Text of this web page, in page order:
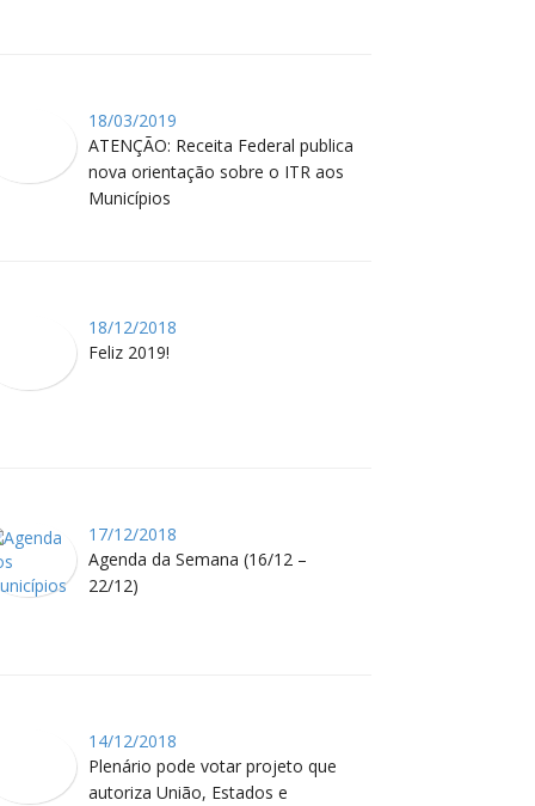
18/03/2019
ATENÇÃO: Receita Federal publica
nova orientação sobre o ITR aos
Municípios
18/12/2018
Feliz 2019!
17/12/2018
Agenda da Semana (16/12 –
22/12)
14/12/2018
Plenário pode votar projeto que
autoriza União, Estados e